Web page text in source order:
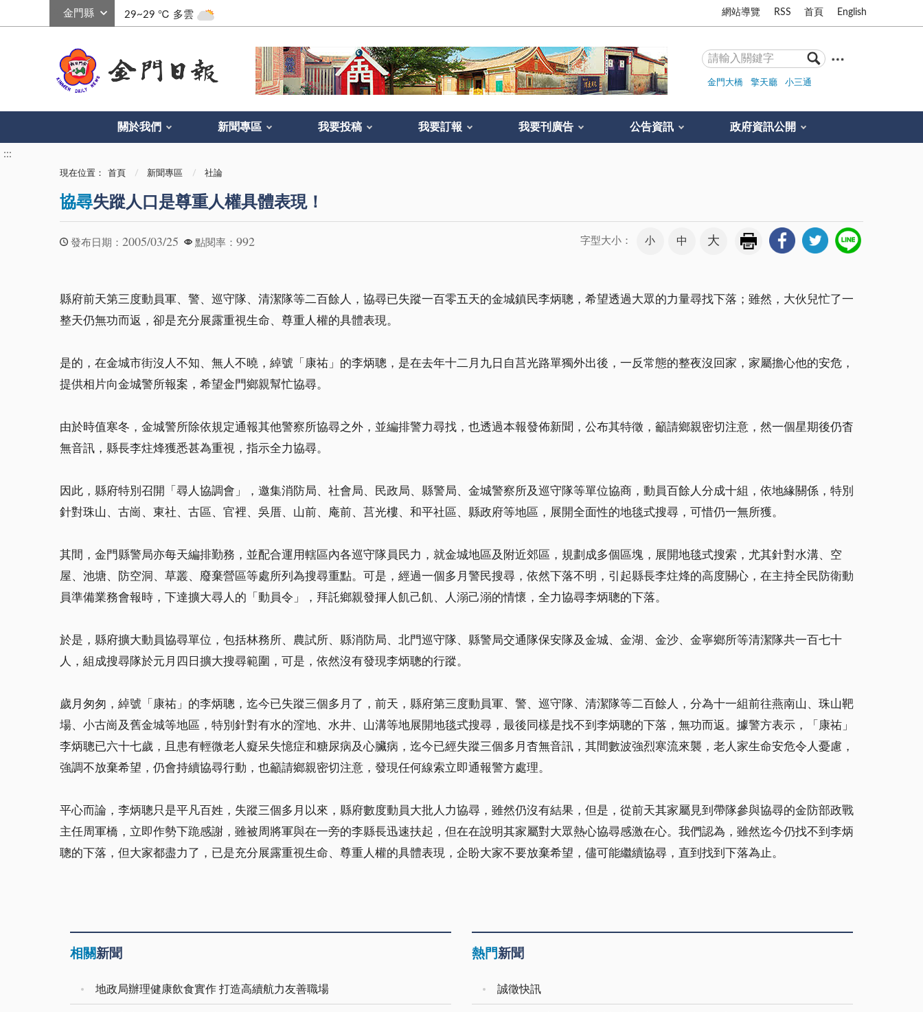
29~29 ℃ 多雲 網站導覽 RSS 首頁 English
金門大橋 擎天廳 小三通
關於我們 新聞專區 我要投稿 我要訂報 我要刊廣告 公告資訊 政府資訊公開
:::
現在位置： 首頁 新聞專區 社論
協尋失蹤人口是尊重人權具體表現！
發布日期： 2005/03/25 點閱率： 992 字型大小： 小 中 大
縣府前天第三度動員軍、警、巡守隊、清潔隊等二百餘人，協尋已失蹤一百零五天的金城鎮民李炳聰，希望透過大眾的力量尋找下落；雖然，大伙兒忙了一
整天仍無功而返，卻是充分展露重視生命、尊重人權的具體表現。
是的，在金城市街沒人不知、無人不曉，綽號「康祐」的李炳聰，是在去年十二月九日自莒光路單獨外出後，一反常態的整夜沒回家，家屬擔心他的安危，
提供相片向金城警所報案，希望金門鄉親幫忙協尋。
由於時值寒冬，金城警所除依規定通報其他警察所協尋之外，並編排警力尋找，也透過本報發佈新聞，公布其特徵，籲請鄉親密切注意，然一個星期後仍杳
無音訊，縣長李炷烽獲悉甚為重視，指示全力協尋。
因此，縣府特別召開「尋人協調會」，邀集消防局、社會局、民政局、縣警局、金城警察所及巡守隊等單位協商，動員百餘人分成十組，依地緣關係，特別
針對珠山、古崗、東社、古區、官裡、吳厝、山前、庵前、莒光樓、和平社區、縣政府等地區，展開全面性的地毯式搜尋，可惜仍一無所獲。
其間，金門縣警局亦每天編排勤務，並配合運用轄區內各巡守隊員民力，就金城地區及附近郊區，規劃成多個區塊，展開地毯式搜索，尤其針對水溝、空
屋、池塘、防空洞、草叢、廢棄營區等處所列為搜尋重點。可是，經過一個多月警民搜尋，依然下落不明，引起縣長李炷烽的高度關心，在主持全民防衛動
員準備業務會報時，下達擴大尋人的「動員令」，拜託鄉親發揮人飢己飢、人溺己溺的情懷，全力協尋李炳聰的下落。
於是，縣府擴大動員協尋單位，包括林務所、農試所、縣消防局、北門巡守隊、縣警局交通隊保安隊及金城、金湖、金沙、金寧鄉所等清潔隊共一百七十
人，組成搜尋隊於元月四日擴大搜尋範圍，可是，依然沒有發現李炳聰的行蹤。
歲月匆匆，綽號「康祐」的李炳聰，迄今已失蹤三個多月了，前天，縣府第三度動員軍、警、巡守隊、清潔隊等二百餘人，分為十一組前往燕南山、珠山靶
場、小古崗及舊金城等地區，特別針對有水的漥地、水井、山溝等地展開地毯式搜尋，最後同樣是找不到李炳聰的下落，無功而返。據警方表示，「康祐」
李炳聰已六十七歲，且患有輕微老人癡呆失憶症和糖尿病及心臟病，迄今已經失蹤三個多月杳無音訊，其間數波強烈寒流來襲，老人家生命安危令人憂慮，
強調不放棄希望，仍會持續協尋行動，也籲請鄉親密切注意，發現任何線索立即通報警方處理。
平心而論，李炳聰只是平凡百姓，失蹤三個多月以來，縣府數度動員大批人力協尋，雖然仍沒有結果，但是，從前天其家屬見到帶隊參與協尋的金防部政戰
主任周軍橋，立即作勢下跪感謝，雖被周將軍與在一旁的李縣長迅速扶起，但在在說明其家屬對大眾熱心協尋感激在心。我們認為，雖然迄今仍找不到李炳
聰的下落，但大家都盡力了，已是充分展露重視生命、尊重人權的具體表現，企盼大家不要放棄希望，儘可能繼續協尋，直到找到下落為止。
相關新聞
地政局辦理健康飲食實作 打造高續航力友善職場
熱門新聞
誠徵快訊